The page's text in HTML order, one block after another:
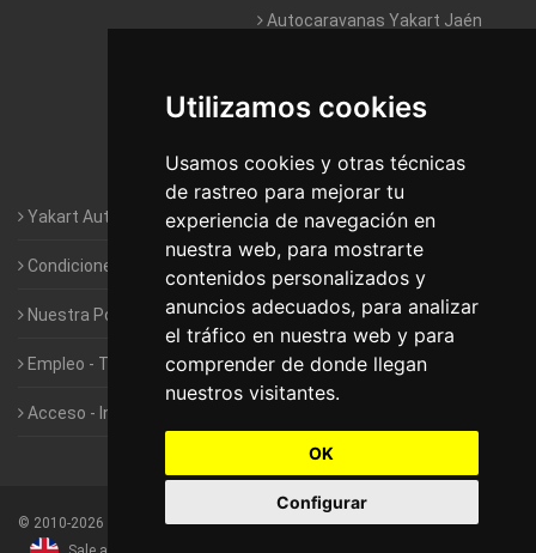
Utilizamos cookies
Usamos cookies y otras técnicas
de rastreo para mejorar tu
experiencia de navegación en
nuestra web, para mostrarte
contenidos personalizados y
anuncios adecuados, para analizar
el tráfico en nuestra web y para
comprender de donde llegan
nuestros visitantes.
OK
Configurar
Autocaravanas Yakart Jaén
Autocaravanas Yakart Valencia
Autocaravanas Yakart Vitoria
Yakart Autocaravanas · La empresa
Condiciones de Alquiler de Yakart
Nuestra Política de Privacidad
Empleo - Trabaja con nosotros
Acceso - Intranet de Franquiciados
© 2010-2026 Yakart Autocaravanas · Todos los derechos reservados